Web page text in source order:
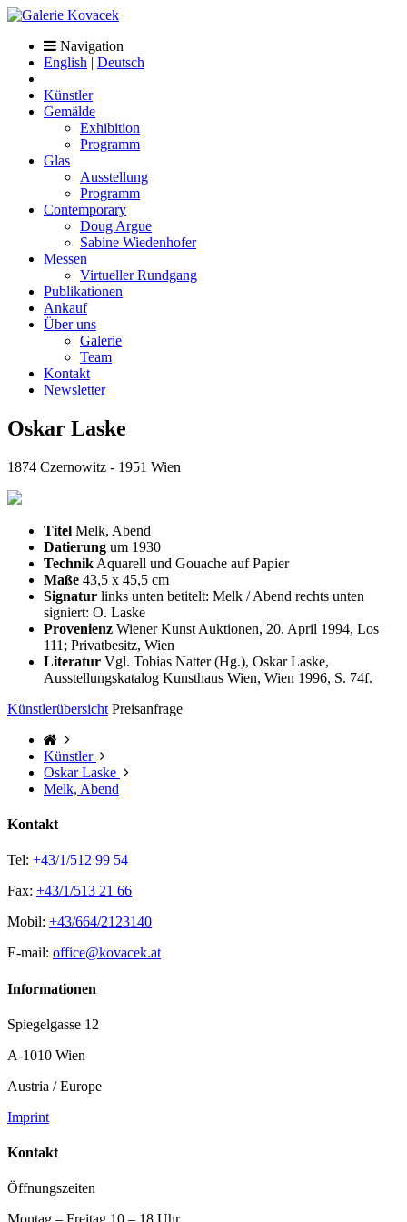
Navigation
English | Deutsch
Künstler
Gemälde
Exhibition
Programm
Glas
Ausstellung
Programm
Contemporary
Doug Argue
Sabine Wiedenhofer
Messen
Virtueller Rundgang
Publikationen
Ankauf
Über uns
Galerie
Team
Kontakt
Newsletter
Oskar Laske
1874 Czernowitz - 1951 Wien
Titel Melk, Abend
Datierung um 1930
Technik Aquarell und Gouache auf Papier
Maße 43,5 x 45,5 cm
Signatur links unten betitelt: Melk / Abend rechts unten
signiert: O. Laske
Provenienz Wiener Kunst Auktionen, 20. April 1994, Los
111; Privatbesitz, Wien
Literatur Vgl. Tobias Natter (Hg.), Oskar Laske,
Ausstellungskatalog Kunsthaus Wien, Wien 1996, S. 74f.
Künstlerübersicht Preisanfrage
Künstler
Oskar Laske
Melk, Abend
Kontakt
Tel: +43/1/512 99 54
Fax: +43/1/513 21 66
Mobil: +43/664/2123140
E-mail: office@kovacek.at
Informationen
Spiegelgasse 12
A-1010 Wien
Austria / Europe
Imprint
Kontakt
Öffnungszeiten